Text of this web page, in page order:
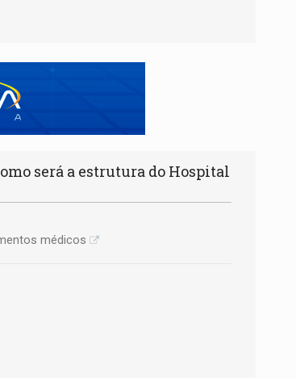
será a estrutura do Hospital
médicos